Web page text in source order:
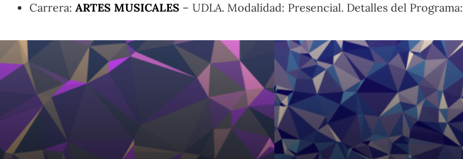
Carrera: ARTES MUSICALES – UDLA. Modalidad: Presencial. Detalles del Programa: